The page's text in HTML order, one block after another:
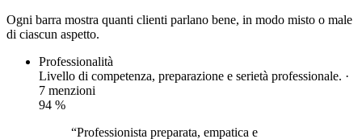
Ogni barra mostra quanti clienti parlano bene, in modo misto o male
di ciascun aspetto.
Professionalità
Livello di competenza, preparazione e serietà professionale. ·
7 menzioni
94 %
“Professionista preparata, empatica e